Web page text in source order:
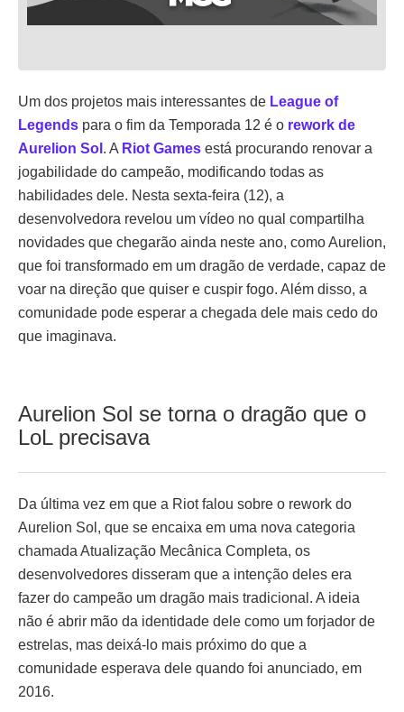
Um dos projetos mais interessantes de League of
Legends para o fim da Temporada 12 é o rework de
Aurelion Sol . A Riot Games está procurando renovar a
jogabilidade do campeão, modificando todas as
habilidades dele. Nesta sexta-feira (12), a
desenvolvedora revelou um vídeo no qual compartilha
novidades que chegarão ainda neste ano, como Aurelion,
que foi transformado em um dragão de verdade, capaz de
voar na direção que quiser e cuspir fogo. Além disso, a
comunidade pode esperar a chegada dele mais cedo do
que imaginava.
Aurelion Sol se torna o dragão que o
LoL precisava
Da última vez em que a Riot falou sobre o rework do
Aurelion Sol, que se encaixa em uma nova categoria
chamada Atualização Mecânica Completa, os
desenvolvedores disseram que a intenção deles era
fazer do campeão um dragão mais tradicional. A ideia
não é abrir mão da identidade dele como um forjador de
estrelas, mas deixá-lo mais próximo do que a
comunidade esperava dele quando foi anunciado, em
2016.